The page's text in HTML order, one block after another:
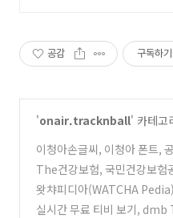
공감 구독하기
'onair.tracknball' 카테고
이청아손글씨, 이청아 폰트,
The건강보험, 국민건강보험
s.or.kr
(0)
왓챠피디아(WATCHA
웹툰 추천
(0)
실시간 무료 티비 보기, dmb